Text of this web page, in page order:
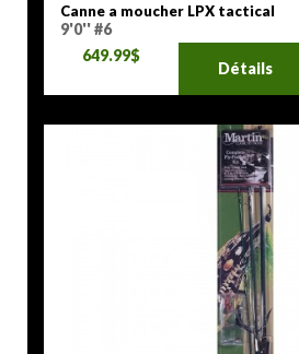
Canne a moucher LPX tactical
9'0'' #6
649.99$
Détails